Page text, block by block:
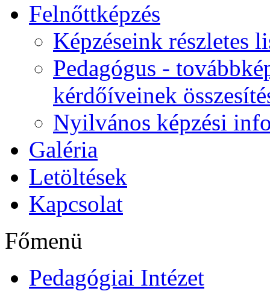
Felnőttképzés
Képzéseink részletes
Pedagógus -
kérdőíveinek
Nyilvános képzési
Galéria
Letöltések
Kapcsolat
Főmenü
Pedagógiai Intézet